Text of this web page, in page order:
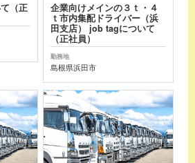
（正
企業向けメインの３ｔ・４
ｔ市内集配ドライバー（浜
田支店） job tagについて
（正社員）
勤務地
島根県浜田市